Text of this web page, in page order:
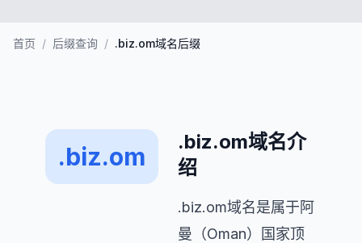
首页 / 后缀查询 / .biz.om域名后缀
.biz.om
.biz.om域名介
绍
.biz.om域名是属于阿
曼（Oman）国家顶